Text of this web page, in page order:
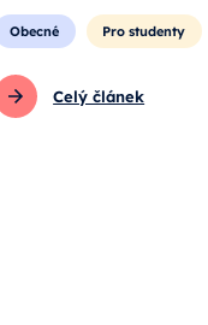
Obecné Pro studenty
Celý článek